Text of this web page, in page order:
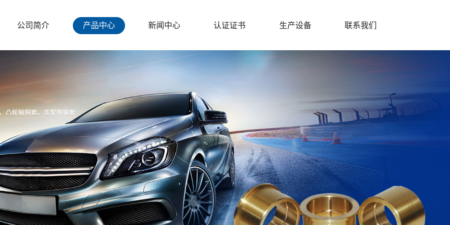
公司简介 产品中心 新闻中心 认证证书 生产设备 联系我们